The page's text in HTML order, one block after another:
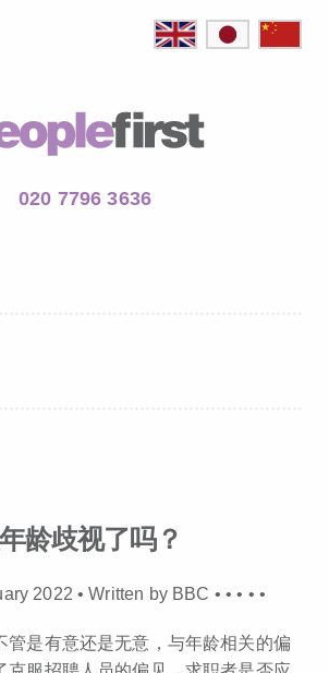
020 7796 3636
龄歧视了吗？
2022 • Written by BBC ••• ••
管是有意还是无意，与年龄相关的偏